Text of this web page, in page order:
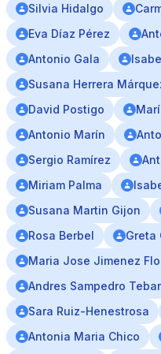
Silvia Hidalgo
Eva Díaz Pérez
Antonio Gala
Susana Herrera
David Postigo
Antonio Marín
Sergio Ramírez
Miriam Palma
Susana Martin Gijon
Rosa Berbel
Greta
Maria Jose Jimenez
Andres Sampedro Tebar
Sara Ruiz-Henestrosa
Antonia Maria Chico